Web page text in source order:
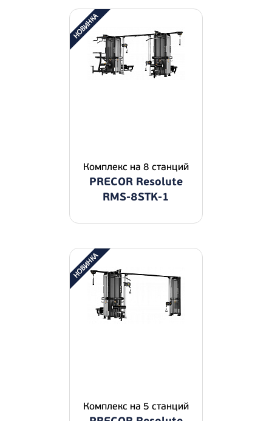
Комплекс на 8 станций
PRECOR Resolute
RMS-8STK-1
Комплекс на 5 станций